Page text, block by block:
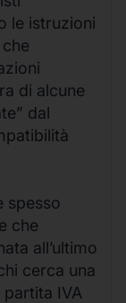
le istruzioni
di alcune
dal
spesso
che
all’ultimo
cerca una
partita IVA